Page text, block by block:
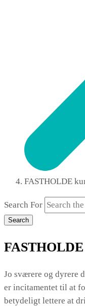
FASTHOLDE
Search For
Search
Jo sværere og dyrere
er incitamentet til at
betydeligt lettere at